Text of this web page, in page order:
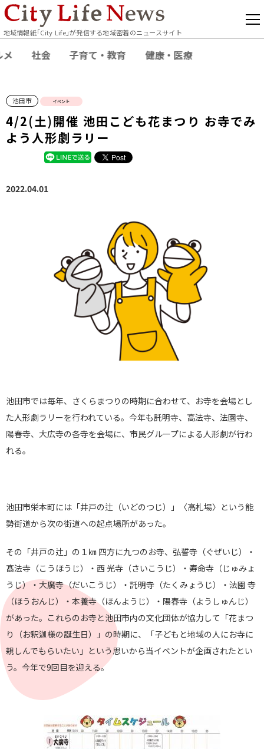
地域情報紙｢City Life｣が発信する地域密着のニュースサイト
メ 社会 子育て・教育 健康・医療
池田市 イベント
4/2(土)開催 池田こども花まつり お寺でみ
よう人形劇ラリー
2022.04.01
池田市では毎年、さくらまつりの時期に合わせて、お寺を会場とし
た人形劇ラリーを行われている。今年も託明寺、高法寺、法園寺、
陽春寺、大広寺の各寺を会場に、市民グループによる人形劇が行わ
れる。
池田市栄本町には「井戸の辻（いどのつじ）」〈高札場〉という能
勢街道から次の街道への起点場所があった。
その「井戸の辻」の１㎞ 四方に九つのお寺、弘誓寺（ぐぜいじ）・
髙法寺（こうほうじ）・西 光寺（さいこうじ）・寿命寺（じゅみょ
うじ）・大廣寺（だいこうじ）・託明寺（たくみょうじ）・法園 寺
（ほうおんじ）・本養寺（ほんようじ）・陽春寺（ようしゅんじ）
があった。これらのお寺と池田市内の文化団体が協力して「花まつ
り（お釈迦様の誕生日）」の時期に、「子どもと地域の人にお寺に
親しんでもらいたい」という思いから当イベントが企画されたとい
う。今年で9回目を迎える。